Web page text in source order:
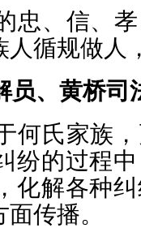
忠、信、
人循规做人
员、黄桥司
何氏家族
纷的过程
化解各种
传播。